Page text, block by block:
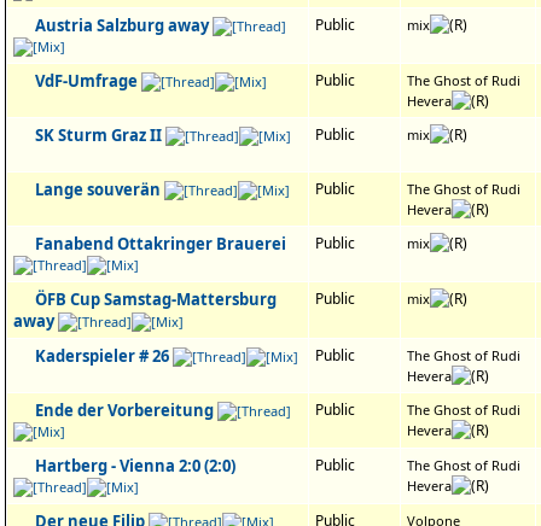
Austria Salzburg away Public mix
VdF-Umfrage Public
The Ghost of Rudi
Hevera
SK Sturm Graz II Public mix
Lange souverän Public
The Ghost of Rudi
Hevera
Fanabend Ottakringer Brauerei Public mix
ÖFB Cup Samstag-Mattersburg
away
Public mix
Kaderspieler # 26 Public
The Ghost of Rudi
Hevera
Ende der Vorbereitung Public
The Ghost of Rudi
Hevera
Hartberg - Vienna 2:0 (2:0) Public
The Ghost of Rudi
Hevera
Der neue Filip Public Volpone